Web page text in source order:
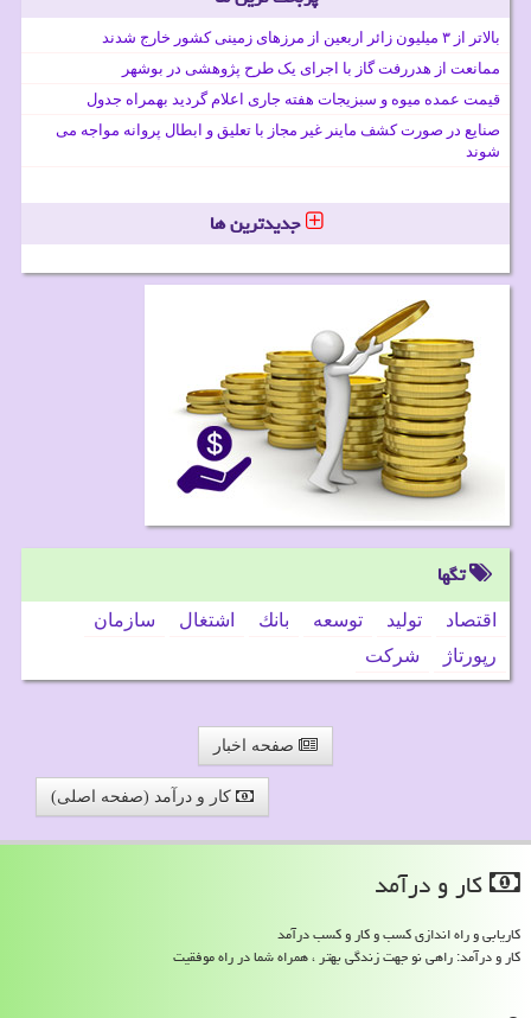
بالاتر از ۳ میلیون زائر اربعین از مرزهای زمینی کشور خارج شدند
ممانعت از هدررفت گاز با اجرای یک طرح پژوهشی در بوشهر
قیمت عمده میوه و سبزیجات هفته جاری اعلام گردید بهمراه جدول
صنایع در صورت کشف ماینر غیر مجاز با تعلیق و ابطال پروانه مواجه می
شوند
جدیدترین ها
تگها
اقتصاد تولید توسعه بانك اشتغال
سازمان
رپورتاژ
شركت
صفحه اخبار
کار و درآمد (صفحه اصلی)
كار و درآمد
کاریابی و راه اندازی کسب و کار و کسب درآمد
کار و درآمد: راهی نو جهت زندگی بهتر ، همراه شما در راه موفقیت